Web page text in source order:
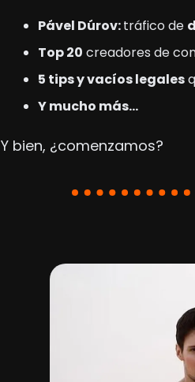
Pável Dúrov: tráfico de
Top 20 creadores de
5 tips y vacíos legales
Y mucho más…
Y bien, ¿comenzamos?